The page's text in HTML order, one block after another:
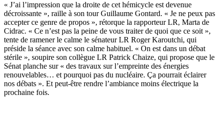
« J’ai l’impression que la droite de cet hémicycle est devenue
décroissante », raille à son tour Guillaume Gontard. « Je ne peux pas
accepter ce genre de propos », rétorque la rapporteur LR, Marta de
Cidrac. « Ce n’est pas la peine de vous traiter de quoi que ce soit »,
tente de ramener le calme le sénateur LR Roger Karoutchi, qui
préside la séance avec son calme habituel. « On est dans un débat
stérile », soupire son collègue LR Patrick Chaize, qui propose que le
Sénat planche sur « des travaux sur l’empreinte des énergies
renouvelables… et pourquoi pas du nucléaire. Ça pourrait éclairer
nos débats ». Et peut-être rendre l’ambiance moins électrique la
prochaine fois.